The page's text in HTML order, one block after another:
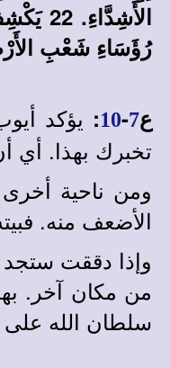
رُؤَسَاءِ شَعْبِ الأَرْضِ، وَيُضِلُّهُمْ فِي تِيهٍ
ع7
-
10
: يؤكد
تخبرك بهذا. أي
ومن ناحية أخرى
الأضعف منه.
وإذا دققت
من مكان آخر.
سلطان الله